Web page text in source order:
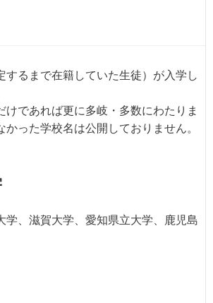
するまで在籍していた生徒）が入学し
けであれば更に多岐・多数にわたりま
った学校名は公開しておりません。
学、滋賀大学、愛知県立大学、鹿児島